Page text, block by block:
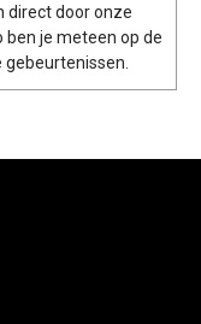
direct door onze
je meteen op de